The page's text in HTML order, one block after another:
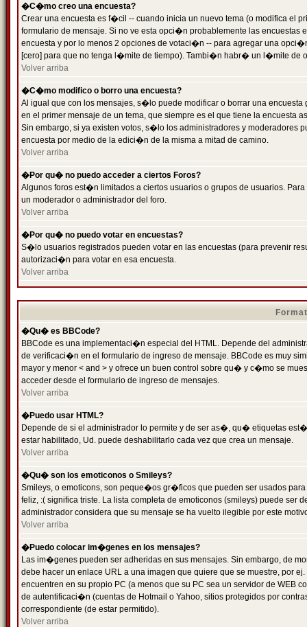
�C�mo creo una encuesta?
Crear una encuesta es f�cil -- cuando inicia un nuevo tema (o modifica el
formulario de mensaje. Si no ve esta opci�n probablemente las
encuesta y por lo menos 2 opciones de votaci�n -- para agregar una
[cero] para que no tenga l�mite de tiempo). Tambi�n habr� un l�mite de
Volver arriba
�C�mo modifico o borro una encuesta?
Al igual que con los mensajes, s�lo puede modificar o borrar una
en el primer mensaje de un tema, que siempre es el que tiene la encuesta
Sin embargo, si ya existen votos, s�lo los administradores y moderadores
encuesta por medio de la edici�n de la misma a mitad de camino.
Volver arriba
�Por qu� no puedo acceder a ciertos Foros?
Algunos foros est�n limitados a ciertos usuarios o grupos de usuarios.
un moderador o administrador del foro.
Volver arriba
�Por qu� no puedo votar en encuestas?
S�lo usuarios registrados pueden votar en las encuestas (para prevenir
autorizaci�n para votar en esa encuesta.
Volver arriba
�Qu� es BBCode?
BBCode es una implementaci�n especial del HTML. Depende del
de verificaci�n en el formulario de ingreso de mensaje. BBCode es muy
mayor y menor < and > y ofrece un buen control sobre qu� y c�mo se
acceder desde el formulario de ingreso de mensajes.
Volver arriba
�Puedo usar HTML?
Depende de si el administrador lo permite y de ser as�, qu� etiquetas
estar habilitado, Ud. puede deshabilitarlo cada vez que crea un mensaje.
Volver arriba
�Qu� son los emoticonos o Smileys?
Smileys, o emoticons, son peque�os gr�ficos que pueden ser usados
feliz, :( significa triste. La lista completa de emoticonos (smileys) puede
administrador considera que su mensaje se ha vuelto ilegible por este
Volver arriba
�Puedo colocar im�genes en los mensajes?
Las im�genes pueden ser adheridas en sus mensajes. Sin embargo, de
debe hacer un enlace URL a una imagen que quiere que se muestre, por
encuentren en su propio PC (a menos que su PC sea un servidor de
de autentificaci�n (cuentas de Hotmail o Yahoo, sitios protegidos por
correspondiente (de estar permitido).
Volver arriba